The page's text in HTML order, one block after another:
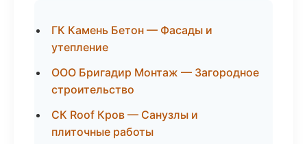
ГК Камень Бетон — Фасады и
утепление
ООО Бригадир Монтаж — Загородное
строительство
СК Roof Кров — Санузлы и
плиточные работы